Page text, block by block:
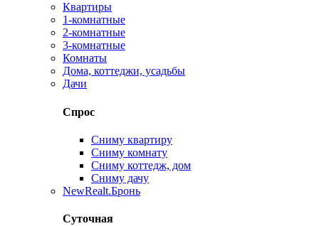
Квартиры
1-комнатные
2-комнатные
3-комнатные
Комнаты
Дома, коттеджи, усадьбы
Дачи
Спрос
Сниму квартиру
Сниму комнату
Сниму коттедж, дом
Сниму дачу
NewRealt.Бронь
Суточная